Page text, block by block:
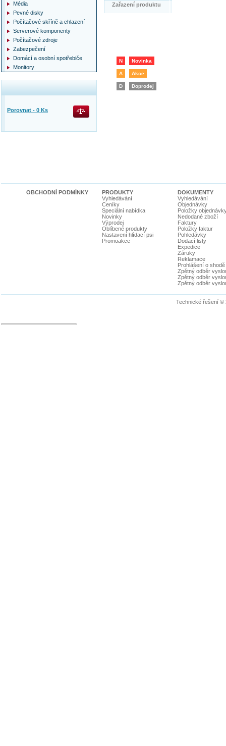
Zařazení produktu
N Novinka
A Akce
D Doprodej
Média
Pevné disky
Počítačové skříně a chlazení
Serverové komponenty
Počítačové zdroje
Zabezpečení
Domácí a osobní spotřebiče
Monitory
Porovnat - 0 Ks
OBCHODNÍ PODMÍNKY
PRODUKTY
Vyhledávání
Ceníky
Speciální nabídka
Novinky
Výprodej
Oblíbené produkty
Nastavení hlídací psi
Promoakce
DOKUMENTY
Vyhledávání
Objednávky
Položky
Nedodané zboží
Faktury
Položky faktur
Pohledávky
Dodací listy
Expedice
Záruky
Reklamace
Prohlášení o shodě
Zpětný odběr
Zpětný odběr
Zpětný odběr
Technické řešení ©